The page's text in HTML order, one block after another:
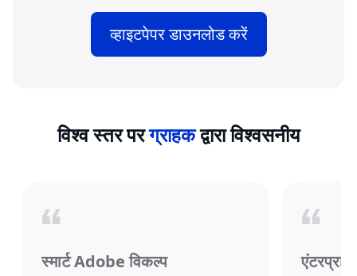
व्हाइटपेपर डाउनलोड करें
विश्व स्तर परग्राहकद्वारा विश्वसनीय
स्मार्ट Adobe विकल्प